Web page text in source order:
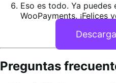
Eso es todo. Ya
WooPayments. ¡Felices
Preguntas